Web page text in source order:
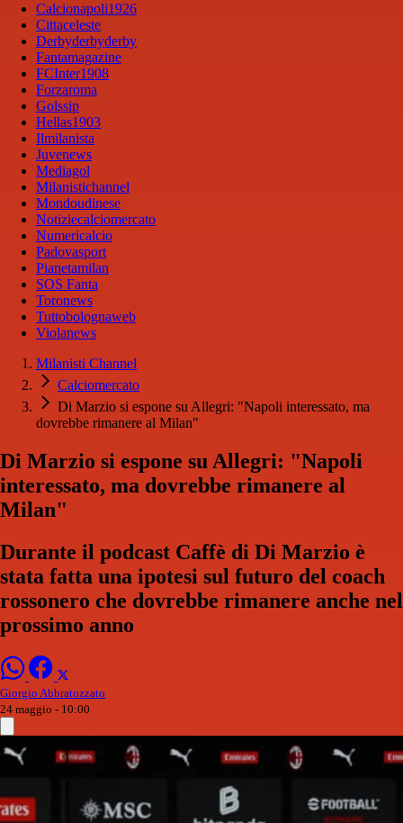
Calcionapoli1926
Cittaceleste
Derbyderbyderby
Fantamagazine
FCInter1908
Forzaroma
Golssip
Hellas1903
Ilmilanista
Juvenews
Mediagol
Milanistichannel
Mondoudinese
Notiziecalciomercato
Numericalcio
Padovasport
Pianetamilan
SOS Fanta
Toronews
Tuttobolognaweb
Violanews
Milanisti Channel
Calciomercato
Di Marzio si espone su Allegri: "Napoli interessato, ma
dovrebbe rimanere al Milan"
Di Marzio si espone su Allegri: "Napoli
interessato, ma dovrebbe rimanere al
Milan"
Durante il podcast Caffè di Di Marzio è
stata fatta una ipotesi sul futuro del coach
rossonero che dovrebbe rimanere anche nel
prossimo anno
Giorgio Abbratozzato
24 maggio - 10:00